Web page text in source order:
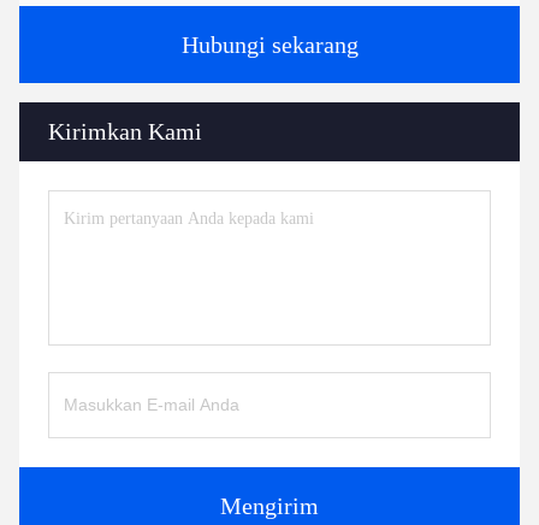
Hubungi sekarang
Kirimkan Kami
Mengirim